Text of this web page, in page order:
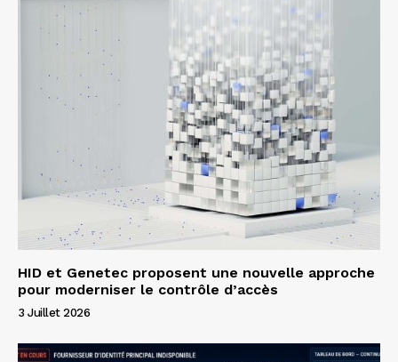
HID et Genetec proposent une nouvelle approche
pour moderniser le contrôle d’accès
3 Juillet 2026